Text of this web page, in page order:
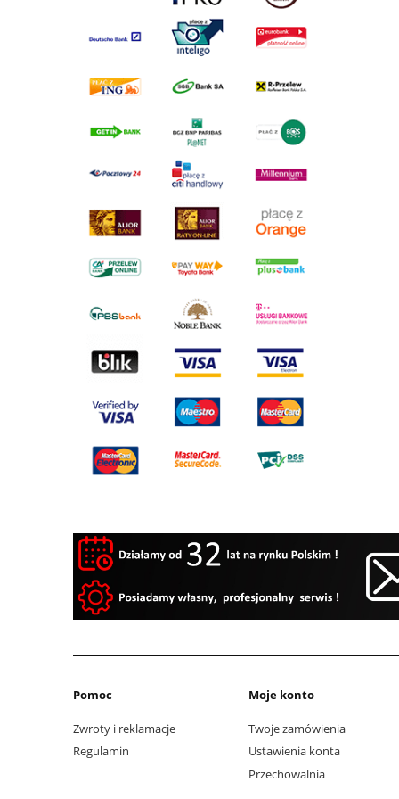
Pomoc
Zwroty i reklamacje
Regulamin
Moje konto
Twoje zamówienia
Ustawienia konta
Przechowalnia